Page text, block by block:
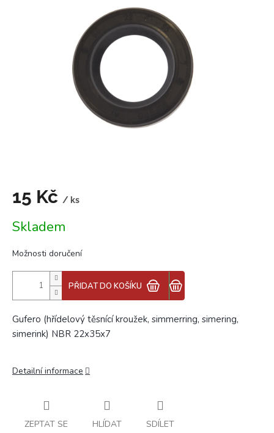
15 Kč / ks
cena:
Skladem
Možnosti doručení
PŘIDAT DO KOŠÍKU
Gufero (hřídelový těsnící kroužek, simmerring, simering,
simerink) NBR 22x35x7
Detailní informace
ZEPTAT SE HLÍDAT SDÍLET